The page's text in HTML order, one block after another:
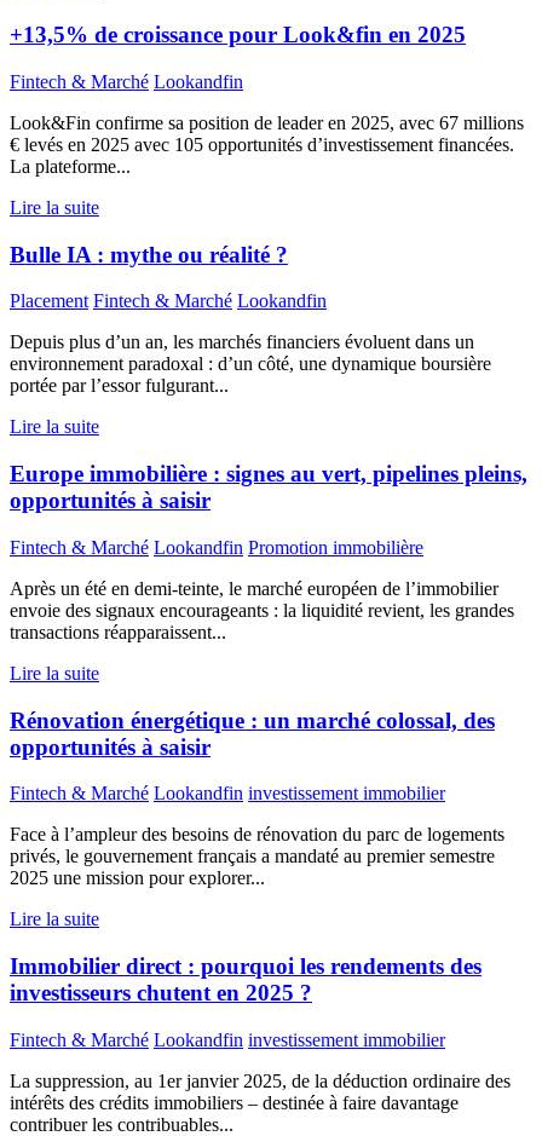
+13,5% de croissance pour Look&fin en 2025
Fintech & Marché Lookandfin
Look&Fin confirme sa position de leader en 2025, avec 67 millions
€ levés en 2025 avec 105 opportunités d’investissement financées.
La plateforme...
Lire la suite
Bulle IA : mythe ou réalité ?
Placement Fintech & Marché Lookandfin
Depuis plus d’un an, les marchés financiers évoluent dans un
environnement paradoxal : d’un côté, une dynamique boursière
portée par l’essor fulgurant...
Lire la suite
Europe immobilière : signes au vert, pipelines pleins,
opportunités à saisir
Fintech & Marché Lookandfin Promotion immobilière
Après un été en demi-teinte, le marché européen de l’immobilier
envoie des signaux encourageants : la liquidité revient, les grandes
transactions réapparaissent...
Lire la suite
Rénovation énergétique : un marché colossal, des
opportunités à saisir
Fintech & Marché Lookandfin investissement immobilier
Face à l’ampleur des besoins de rénovation du parc de logements
privés, le gouvernement français a mandaté au premier semestre
2025 une mission pour explorer...
Lire la suite
Immobilier direct : pourquoi les rendements des
investisseurs chutent en 2025 ?
Fintech & Marché Lookandfin investissement immobilier
La suppression, au 1er janvier 2025, de la déduction ordinaire des
intérêts des crédits immobiliers – destinée à faire davantage
contribuer les contribuables...